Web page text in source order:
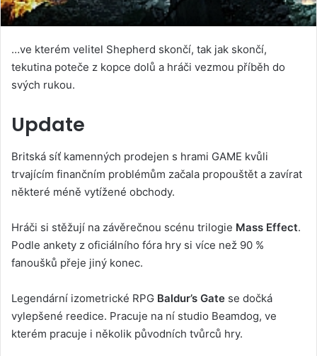
…ve kterém velitel Shepherd skončí, tak jak skončí,
tekutina poteče z kopce dolů a hráči vezmou příběh do
svých rukou.
Update
Britská síť kamenných prodejen s hrami GAME kvůli
trvajícím finančním problémům začala propouštět a zavírat
některé méně vytížené obchody.
Hráči si stěžují na závěrečnou scénu trilogie Mass Effect.
Podle ankety z oficiálního fóra hry si více než 90 %
fanoušků přeje jiný konec.
Legendární izometrické RPG Baldur’s Gate se dočká
vylepšené reedice. Pracuje na ní studio Beamdog, ve
kterém pracuje i několik původních tvůrců hry.